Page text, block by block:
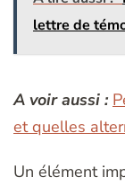
lettre de
A voir aussi :
et quelles
Un élément